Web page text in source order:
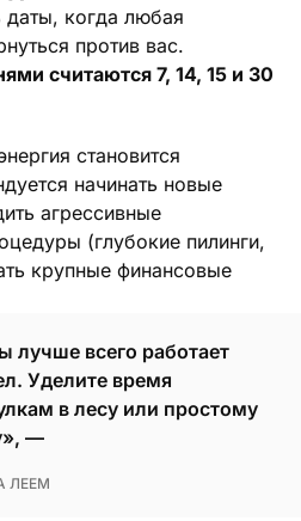
даты, когда любая
против вас.
считаются 7, 14, 15 и 30
становится
начинать новые
агрессивные
(глубокие пилинги,
крупные финансовые
лучше всего работает
Уделите время
в лесу или простому
—
ЛЕЕМ